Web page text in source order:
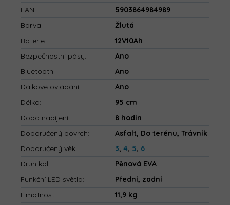
EAN:
5903864984989
Barva:
Žlutá
Baterie:
12V10Ah
Bezpečnostní pásy:
Ano
Bluetooth:
Ano
Dálkové ovládání:
Ano
Délka:
95 cm
Doba nabíjení:
8 hodin
Doporučený povrch:
Asfalt, Do terénu, Trávník
Doporučený věk: 3, 4, 5, 6
Druh kol:
Pěnová EVA
Funkční LED světla:
Přední, zadní
Hmotnost::
11,9 kg